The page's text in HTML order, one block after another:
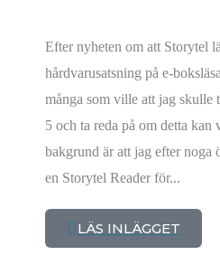
Efter nyheten om att Storytel
hårdvarusatsning på e-
många som ville att jag skulle
5 och ta reda på om detta
bakgrund är att jag efter noga
en Storytel Reader för...
LÄS INLÄGGET